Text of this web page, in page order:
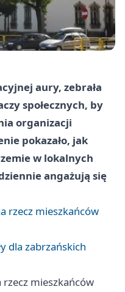
aury, zebrała
społecznych, by
organizacji
pokazało, jak
w lokalnych
angażują się
rzecz mieszkańców
dla zabrzańskich
rzecz mieszkańców